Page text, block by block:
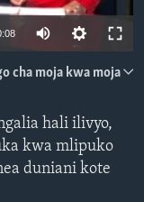
cha moja kwa moja
hali ilivyo,
kwa mlipuko
duniani kote